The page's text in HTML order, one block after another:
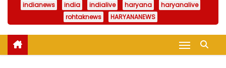
indianews india indialive haryana
haryanalive
rohtaknews
HARYANANEWS